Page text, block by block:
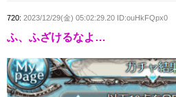
720: 2023/12/29(金) 05:02:29.20 ID:ouHkFQpx0
ふ、ふざけるなよ…